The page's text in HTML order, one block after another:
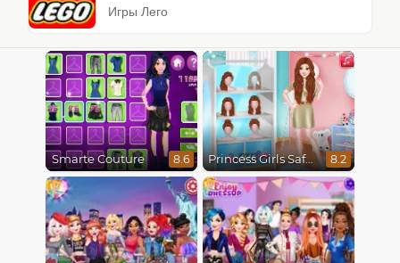
Игры Лего
Smarte Couture 8.6 Princess Girls Safari Trip 8.2